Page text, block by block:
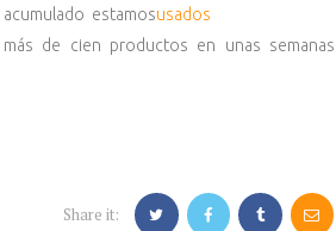
estamos
de cien productos en unas semanas
Share it: